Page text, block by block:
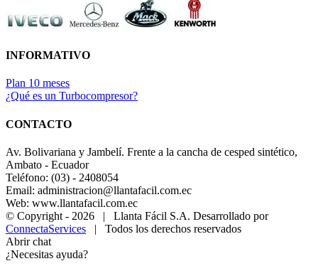
INFORMATIVO
Plan 10 meses
¿Qué es un Turbocompresor?
CONTACTO
Av. Bolivariana y Jambelí. Frente a la cancha de cesped sintético,
Ambato - Ecuador
Teléfono: (03) - 2408054
Email: administracion@llantafacil.com.ec
Web: www.llantafacil.com.ec
© Copyright - 2026 | Llanta Fácil S.A. Desarrollado por
ConnectaServices | Todos los derechos reservados
Abrir chat
¿Necesitas ayuda?